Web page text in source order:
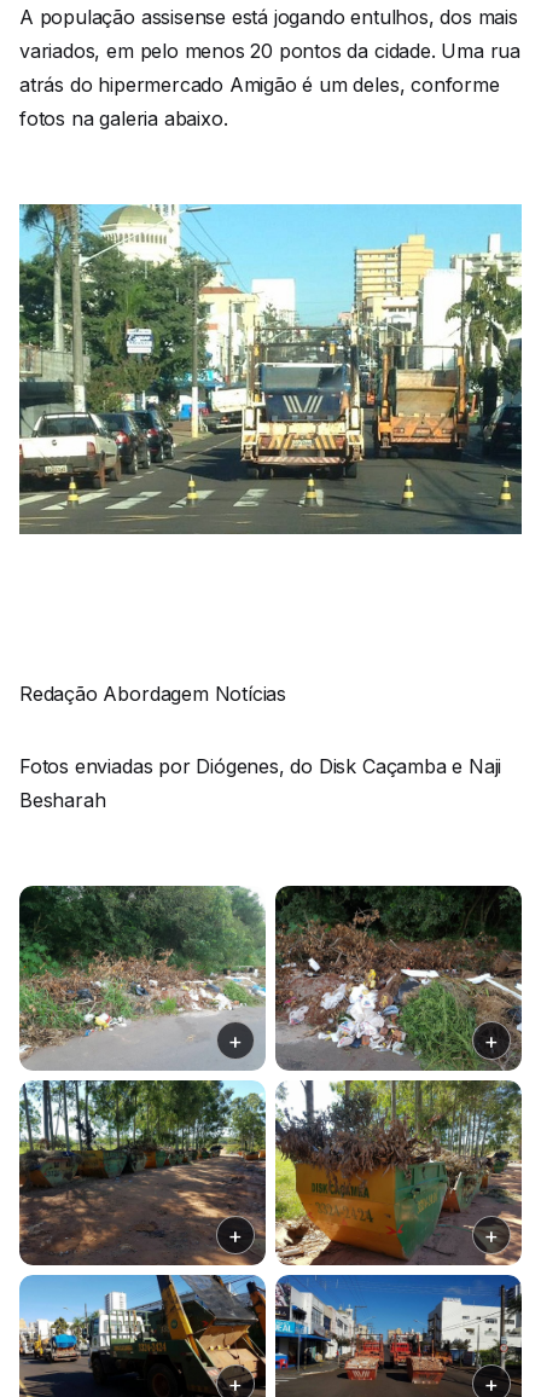
A população assisense está jogando entulhos, dos mais
variados, em pelo menos 20 pontos da cidade. Uma rua
atrás do hipermercado Amigão é um deles, conforme
fotos na galeria abaixo.
Redação Abordagem Notícias
Fotos enviadas por Diógenes, do Disk Caçamba e Naji
Besharah